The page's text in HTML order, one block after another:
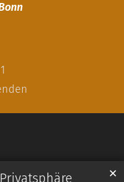
✕